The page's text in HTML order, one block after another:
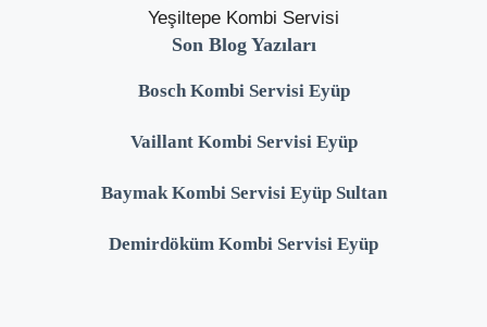
Yeşiltepe Kombi Servisi
Son Blog Yazıları
Bosch Kombi Servisi Eyüp
Vaillant Kombi Servisi Eyüp
Baymak Kombi Servisi Eyüp Sultan
Demirdöküm Kombi Servisi Eyüp